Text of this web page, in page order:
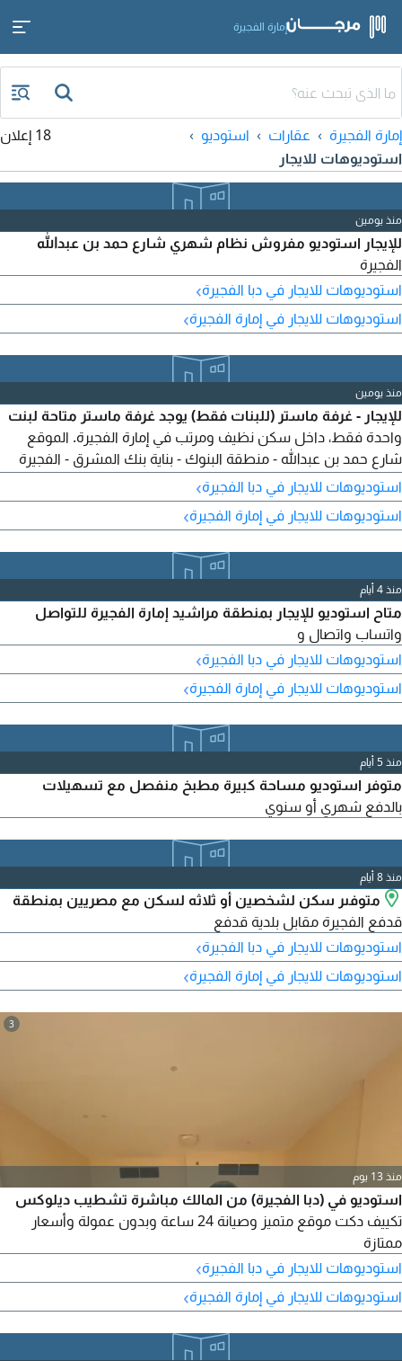
إمارة الفجيرة
إمارة الفجيرة عقارات
استوديو
استوديوهات للايجار
18 إعلان
منذ يومين
للإيجار استوديو مفروش نظام شهري شارع حمد بن عبدالله
الفجيرة
استوديوهات للايجار في دبا الفجيرة›
استوديوهات للايجار في إمارة الفجيرة›
منذ يومين
للإيجار - غرفة ماستر (للبنات فقط) يوجد غرفة ماستر متاحة لبنت
واحدة فقط، داخل سكن نظيف ومرتب في إمارة الفجيرة. الموقع
شارع حمد بن عبدالله - منطقة البنوك - بناية بنك المشرق - الفجيرة
المميزات غرفة مستقلة - سكن هادئ ونظيف موقع مميز وقريب
من الخدمات
استوديوهات للايجار في دبا الفجيرة›
استوديوهات للايجار في إمارة الفجيرة›
منذ 4 أيام
متاح استوديو للإيجار بمنطقة مراشيد إمارة الفجيرة للتواصل
واتساب واتصال و
استوديوهات للايجار في دبا الفجيرة›
استوديوهات للايجار في إمارة الفجيرة›
منذ 5 أيام
متوفر استوديو مساحة كبيرة مطبخ منفصل مع تسهيلات
بالدفع شهري أو سنوي
منذ 8 أيام
متوفىر سكن لشخصين أو ثلاثه لسكن مع مصريين بمنطقة
قدفع الفجيرة مقابل بلدية قدفع
استوديوهات للايجار في دبا الفجيرة›
استوديوهات للايجار في إمارة الفجيرة›
3
منذ 13 يوم
استوديو في (دبا الفجيرة) من المالك مباشرة تشطيب ديلوكس
تكييف دكت موقع متميز وصيانة 24 ساعة وبدون عمولة وأسعار
ممتازة
استوديوهات للايجار في دبا الفجيرة›
استوديوهات للايجار في إمارة الفجيرة›